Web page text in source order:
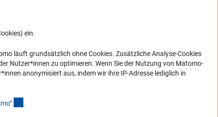
ein.
Link)
läuft grundsätzlich ohne Cookies. Zusätzliche Analyse-Cookies
Nutzer*innen zu optimieren. Wenn Sie der Nutzung von Matomo-
anonymisiert aus, indem wir ihre IP-Adresse lediglich in
" .